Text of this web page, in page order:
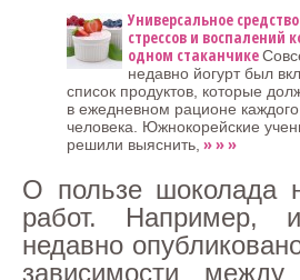
Универсальное
стрессов и воспалений
одном стаканчике
недавно йогурт был
список продуктов, которые
в ежедневном рационе каждого
человека. Южнокорейские
решили выяснить, » » »
О пользе шоколада
работ. Например,
недавно
зависимости между